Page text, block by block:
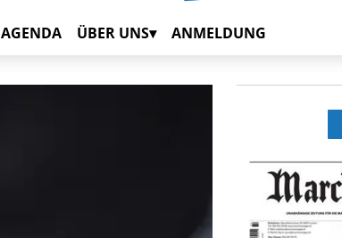
AGENDA ÜBER UNS ANMELDUNG